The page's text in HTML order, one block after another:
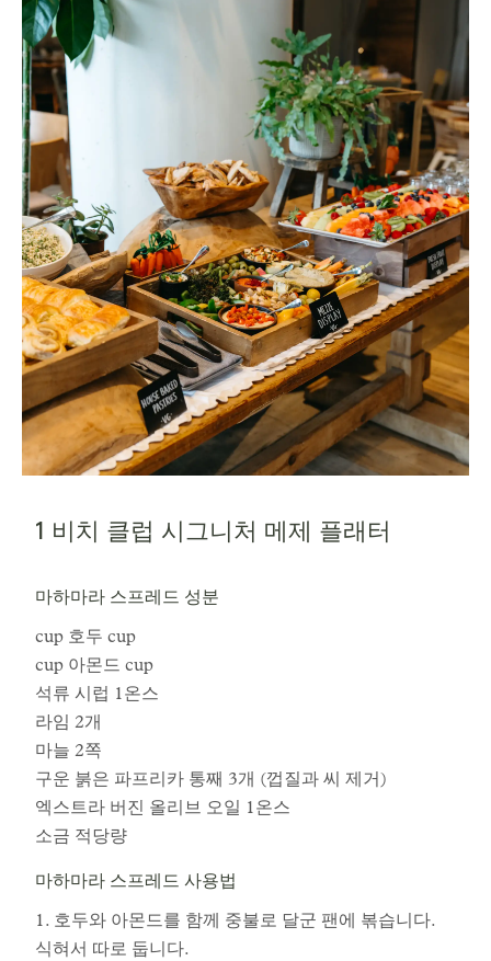
1 비치 클럽 시그니처 메제 플래터
마하마라 스프레드 성분
cup 호두 cup
cup 아몬드 cup
석류 시럽 1온스
라임 2개
마늘 2쪽
구운 붉은 파프리카 통째 3개 (껍질과 씨 제거)
엑스트라 버진 올리브 오일 1온스
소금 적당량
마하마라 스프레드 사용법
1. 호두와 아몬드를 함께 중불로 달군 팬에 볶습니다.
식혀서 따로 둡니다.